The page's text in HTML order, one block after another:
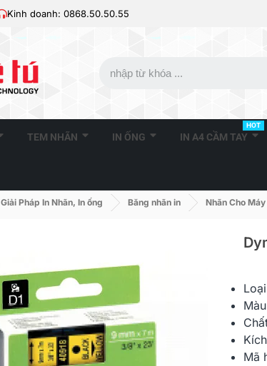
Kinh doanh: 0868.50.50.55
TEM NHÃN IN ỐNG IN A4 CẦM TAY
HOT
Giải Pháp In Nhãn, In ống Băng nhãn in Nhãn Cho
Mã